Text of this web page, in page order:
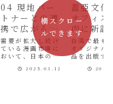
04 現地パー
トナーとの連
携で広がる国
際展開
需要が拡大し続け
ている漫画市場に
おいて、日本のコ
足は深刻な課題に
2025.03.12
蓋亞文化
オフィス
内に新設
湾と日本
画産業を
新たな一
して
台湾で最も
オリジナル
品を出版す
下：蓋亞文
横スクロー
ルできます